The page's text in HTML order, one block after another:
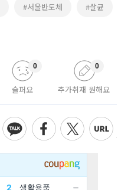
#서울반도체 #살균
슬퍼요
0
추가취재 원해요
0